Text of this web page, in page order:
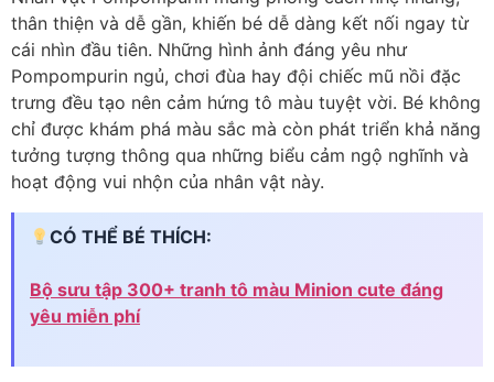
thân thiện và dễ gần, khiến bé dễ dàng kết nối ngay từ
cái nhìn đầu tiên. Những hình ảnh đáng yêu như
Pompompurin ngủ, chơi đùa hay đội chiếc mũ nồi đặc
trưng đều tạo nên cảm hứng tô màu tuyệt vời. Bé không
chỉ được khám phá màu sắc mà còn phát triển khả năng
tưởng tượng thông qua những biểu cảm ngộ nghĩnh và
hoạt động vui nhộn của nhân vật này.
CÓ THỂ BÉ THÍCH:
Bộ sưu tập 300+ tranh tô màu Minion cute đáng
yêu miễn phí